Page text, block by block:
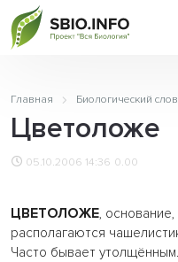
Главная Биологический
Цветоложе
05.10.2006 14:36 0.00
ЦВЕТОЛОЖЕ,
располагаются
Часто бывает